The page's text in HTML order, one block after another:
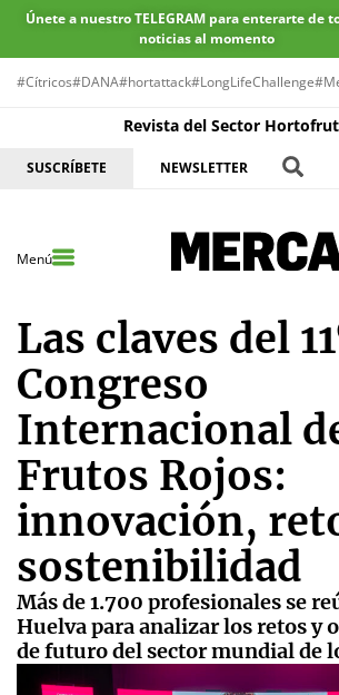
Únete a nuestro TELEGRAM para enterarte de
noticias al momento
#Cítricos#DANA#hortattack#LongLifeChallenge
Revista del Sector
SUSCRÍBETE NEWSLETTER
Menú
Las claves del
Congreso
Internacional
Frutos Rojos:
innovación,
sostenibilidad
Más de 1.700 profesionales se
Huelva para analizar los retos y
de futuro del sector mundial de